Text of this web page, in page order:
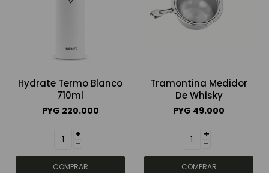
Hydrate Termo Blanco
710ml
PYG 220.000
+
-
Tramontina Medidor
De Whisky
PYG 49.000
+
-